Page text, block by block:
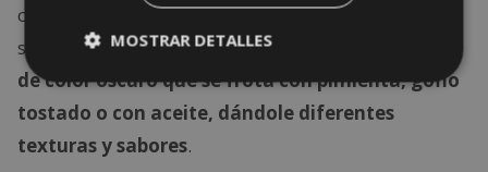
cremoso, mantecoso y de textura poco gomosa y
sabor ácido. Al envejecer,desarrolla una corteza
de color oscuro que se frota con pimienta, gofio
tostado o con aceite, dándole diferentes
texturas y sabores.
MOSTRAR DETALLES